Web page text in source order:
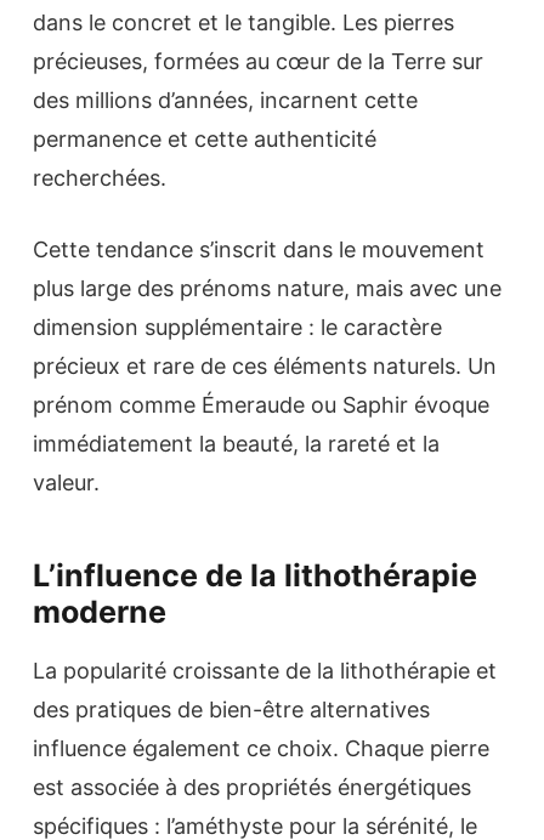
dans le concret et le tangible. Les pierres
précieuses, formées au cœur de la Terre sur
des millions d’années, incarnent cette
permanence et cette authenticité
recherchées.
Cette tendance s’inscrit dans le mouvement
plus large des prénoms nature, mais avec une
dimension supplémentaire : le caractère
précieux et rare de ces éléments naturels. Un
prénom comme Émeraude ou Saphir évoque
immédiatement la beauté, la rareté et la
valeur.
L’influence de la lithothérapie
moderne
La popularité croissante de la lithothérapie et
des pratiques de bien-être alternatives
influence également ce choix. Chaque pierre
est associée à des propriétés énergétiques
spécifiques : l’améthyste pour la sérénité, le